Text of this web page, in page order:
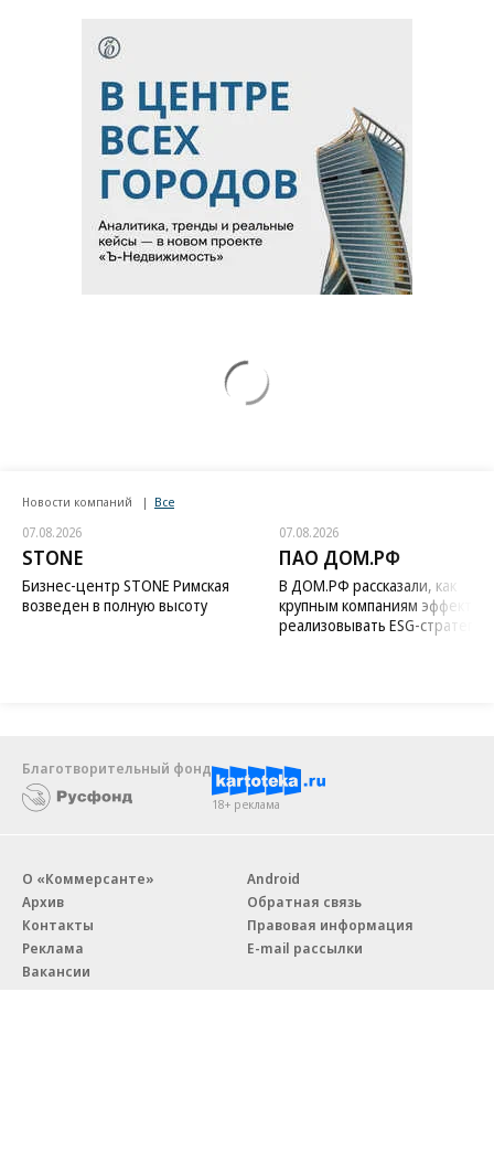
Новости компаний Все
07.08.2026
STONE
Бизнес-центр STONE Римская
возведен в полную высоту
07.08.2026
ПАО ДОМ.РФ
В ДОМ.РФ рассказали, как
крупным компаниям
реализовывать ESG-стратегию
Благотворительный фонд
18+ реклама
О «Коммерсанте»
Архив
Контакты
Реклама
Вакансии
Android
Обратная связь
Правовая информация
E-mail рассылки